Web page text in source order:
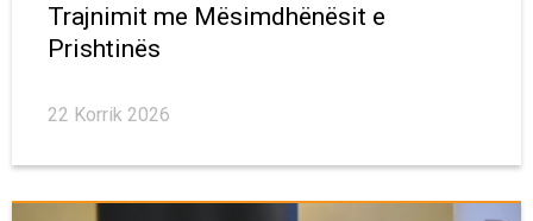
Trajnimit me Mësimdhënësit e
Prishtinës
22 Korrik 2026